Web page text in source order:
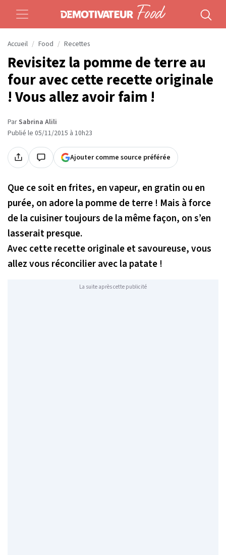
Accueil Food Recettes
Revisitez la pomme de terre au
four avec cette recette originale
! Vous allez avoir faim !
ParSabrina Alili
Publié le 05/11/2015 à 10h23
Ajouter comme source préférée
Que ce soit en frites, en vapeur, en gratin ou en
purée, on adore la pomme de terre ! Mais à force
de la cuisiner toujours de la même façon, on s’en
lasserait presque.
Avec cette recette originale et savoureuse, vous
allez vous réconcilier avec la patate !
La suite après cette publicité